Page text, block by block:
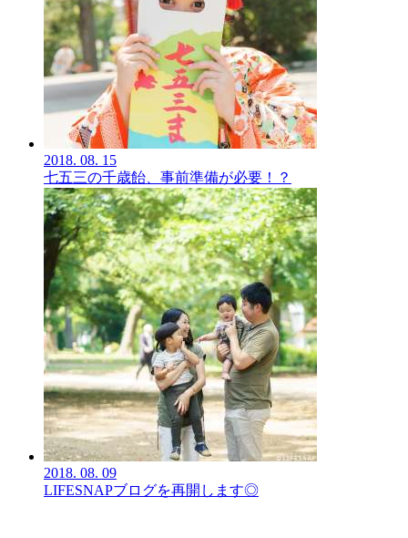
2018. 08. 15
七五三の千歳飴、事前準備が必要！？
2018. 08. 09
LIFESNAPブログを再開します◎